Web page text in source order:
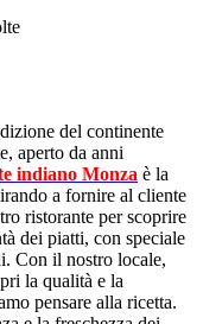
del continente
aperto da anni
indiano Monza è la
a fornire al cliente
ristorante per scoprire
dei piatti, con speciale
Con il nostro locale,
la qualità e la
pensare alla ricetta.